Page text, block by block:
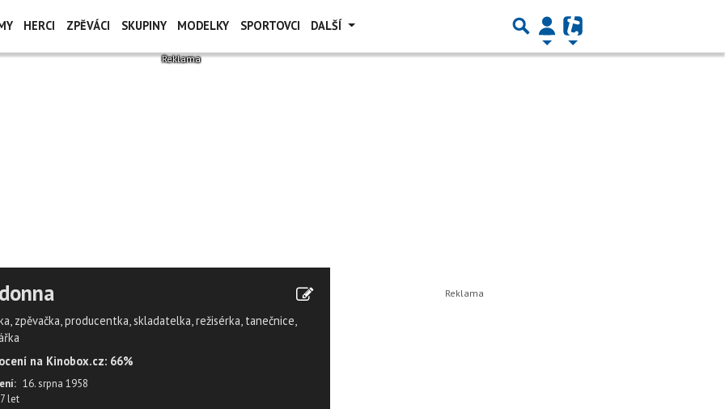
HERCI ZPĚVÁCI SKUPINY MODELKY SPORTOVCI DALŠÍ
zpěvačka, producentka, skladatelka, režisérka, tanečnice,
na Kinobox.cz: 66%
16. srpna 1958
let